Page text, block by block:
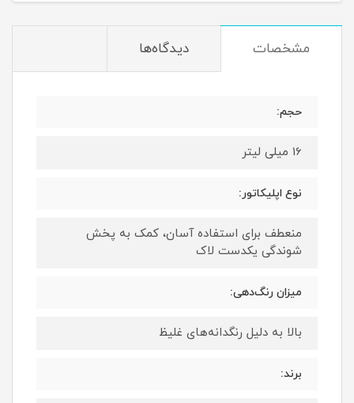
مشخصات دیدگاه‌ها
حجم:
16 میلی لیتر
نوع اپلیکاتور:
منعطف برای استفاده آسان، کمک به پخش
شوندگی یکدست لاک
میزان رنگ‌دهی:
بالا به دلیل رنگدانه‌های غلیظ
برند: